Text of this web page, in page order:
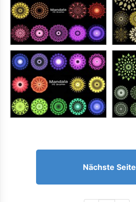
Nächste Seite